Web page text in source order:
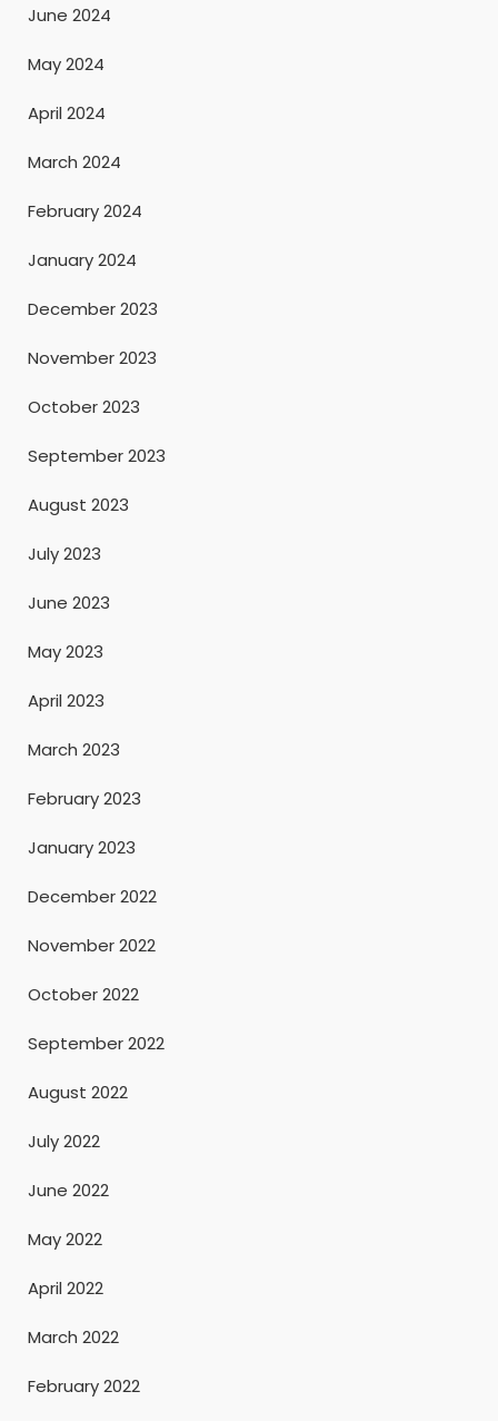
June 2024
May 2024
April 2024
March 2024
February 2024
January 2024
December 2023
November 2023
October 2023
September 2023
August 2023
July 2023
June 2023
May 2023
April 2023
March 2023
February 2023
January 2023
December 2022
November 2022
October 2022
September 2022
August 2022
July 2022
June 2022
May 2022
April 2022
March 2022
February 2022